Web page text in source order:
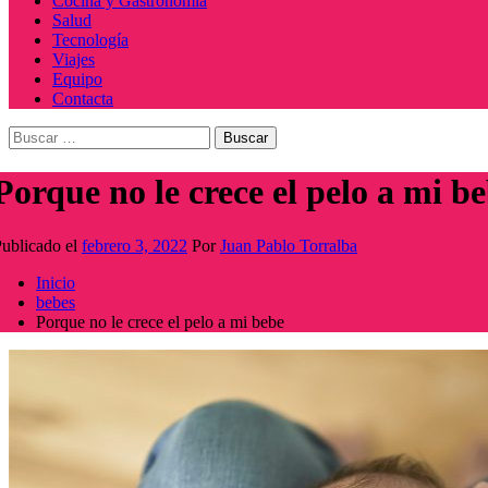
Salud
Tecnología
Viajes
Equipo
Contacta
Buscar:
no le crece el pelo a mi
el febrero 3, 2022 PorJuan Pablo Torralba
Inicio
bebes
Porque no le crece el pelo a mi bebe